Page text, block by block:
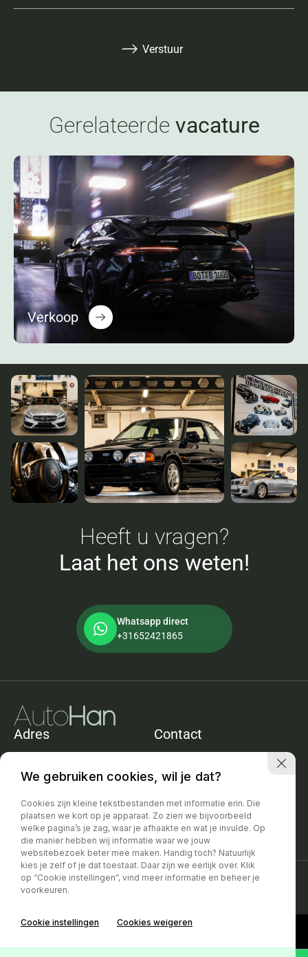
Verstuur
Gerelateerde vacature
Verkoop
Heeft u vragen?
Laat het ons weten!
Whatsapp direct
+31652421865
Adres
1161ACZwanenburg
Contact
info@autohan.nl
Openingstijden
Geopend op afspraak. Eventueel
ook in de avond
Privacy policy
We gebruiken cookies, wil je dat?
Cookies zijn kleine tekstbestanden met informatie erin. Die
plaatsen we kort op je apparaat. Zo zien we bijvoorbeeld
welke pagina’s je zag, waar je afhaakte en wat je invulde. Op
die manier hebben wij informatie waar we jouw
websitebezoek beter mee maken. Handig toch? Natuurlijk
kies je zelf of je dat toestaat. Daar zijn we eerlijk over. Klik
op “Cookie instellingen”, vind meer informatie en beheer je
voorkeuren.
Cookie instellingen Cookies weigeren